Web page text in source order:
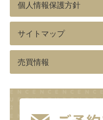
個人情報保護方針
サイトマップ
売買情報